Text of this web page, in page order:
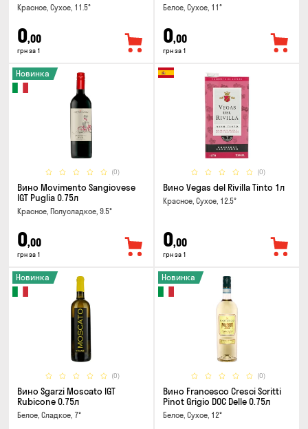
Красное, Сухое, 11.5°
0,00
грн за 1
Белое, Сухое, 11°
0,00
грн за 1
(0)
Новинка
Вино Movimento Sangiovese
IGT Puglia 0.75л
Красное, Полусладкое, 9.5°
0,00
грн за 1
(0)
Вино Vegas del Rivilla Tinto 1л
Красное, Сухое, 12.5°
0,00
грн за 1
(0)
Новинка
Вино Sgarzi Moscato IGT
Rubicone 0.75л
Белое, Сладкое, 7°
(0)
Новинка
Вино Francesco Cresci Scritti
Pinot Grigio DOC Delle 0.75л
Белое, Сухое, 12°